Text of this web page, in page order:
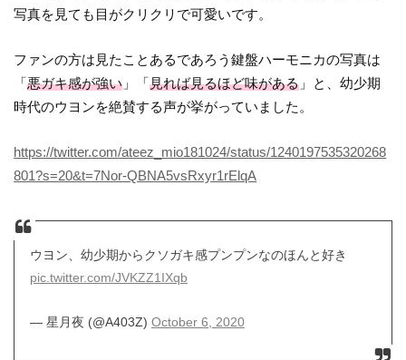
写真を見ても目がクリクリで可愛いです。
ファンの方は見たことあるであろう鍵盤ハーモニカの写真は
「悪ガキ感が強い 」「見れば見るほど味がある 」と、幼少期
時代のウヨンを絶賛する声が挙がっていました。
https://twitter.com/ateez_mio181024/status/1240197535320268
801?s=20&t=7Nor-QBNA5vsRxyr1rElqA
ウヨン、幼少期からクソガキ感プンプンなのほんと好き
pic.twitter.com/JVKZZ1IXqb
— 星月夜 (@A403Z) October 6, 2020